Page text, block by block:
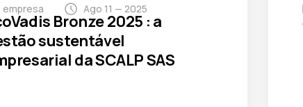
empresa Ago 11 — 2025
Bronze 2025 : a
sustentável
da SCALP SAS